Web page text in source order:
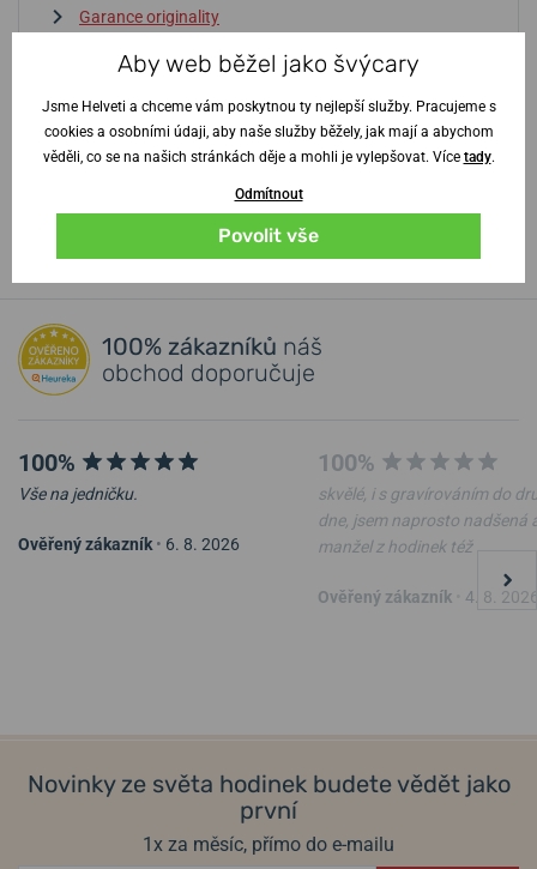
Garance originality
Péče o řemínek
Videoprohlídka hodinek
Proč nakupovat v Helveti
100% zákazníků náš
obchod doporučuje
100%
Vše na jedničku.
Ověřený zákazník • 6. 8. 2026
100%
skvělé, i s gravírováním do
dne, jsem naprosto nadšená
manžel z hodinek též
Ověřený zákazník 4. 8.
Novinky ze světa hodinek budete vědět jako
první
1x za měsíc, přímo do e-mailu
Aby web běžel jako švýcary
Jsme Helveti a chceme vám poskytnou ty nejlepší služby. Pracujeme s
cookies a osobními údaji, aby naše služby běžely, jak mají a abychom
věděli, co se na našich stránkách děje a mohli je vylepšovat. Více tady.
Odmítnout
Povolit vše